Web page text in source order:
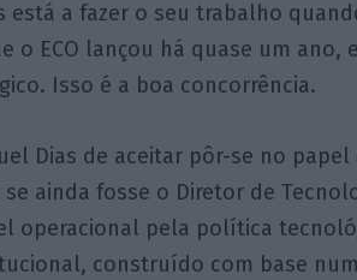
está a fazer o seu trabalho
o ECO lançou há quase um ano,
Isso é a boa concorrência.
Dias de aceitar pôr-se no
ainda fosse o Diretor de
operacional pela política
construído com base